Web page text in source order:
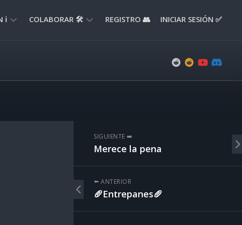
ℹ️ COLABORAR 🛠️ REGISTRO 👥 INICIAR SESIÓN ✅
SIGUIENTE ➡️
Merece la pena
⬅️ ANTERIOR
🥖Entrepanes🥖